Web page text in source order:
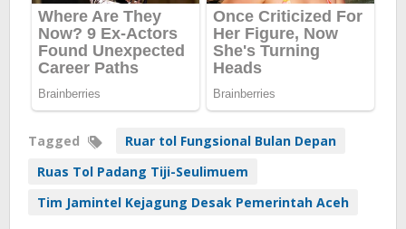
Tagged
Ruar tol Fungsional Bulan Depan
Ruas Tol Padang Tiji-Seulimuem
Tim Jamintel Kejagung Desak Pemerintah Aceh